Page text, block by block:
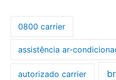
0800 carrier
assistência ar-
autorizado carrier